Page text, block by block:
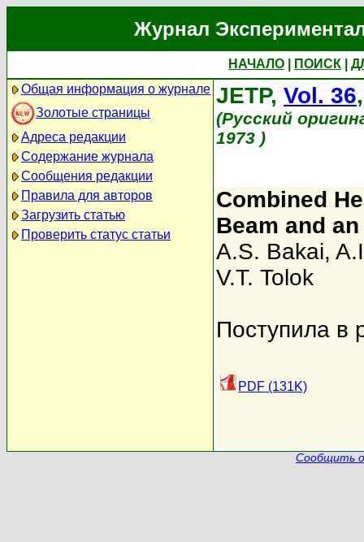
Журнал
НАЧАЛО ПОИСК
Общая информация о журнале
Золотые страницы
Адреса редакции
Содержание журнала
Сообщения редакции
Правила для авторов
Загрузить статью
Проверить статус статьи
JETP, Vol. 36
(Русский
1973 )
Combined
Beam and
A.S. Bakai,
V.T. Tolok
Поступила в
PDF (131K)
Сообщить о